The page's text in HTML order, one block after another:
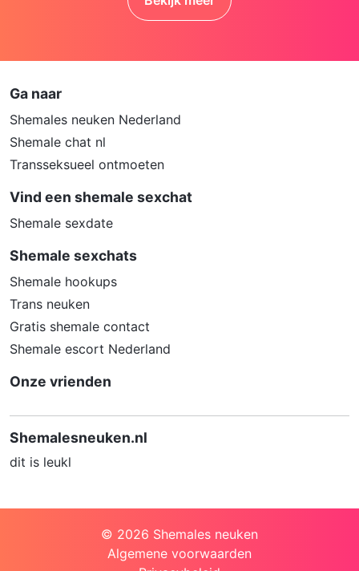
Installeer programma’s voor ouderlijk
zodanig dat toegang tot specifieke
geblokkeerd. Vaak blokkeren deze
programma’s standaard al een groot
aantal websites waarvan algemeen
verondersteld wordt dat deze ongeschikt
zijn voor minderjarigen. Door middel van
updates kunnen daar steeds nieuwe
websites aan worden toegevoegd.
Neem contact op met jouw
die het mogelijk maken dat bepaalde
informatie van internet wordt gefilterd.
Je kunt jouw internetprovider raadplegen
voor jou mogelijk is.
Controleer jouw webbrowser. Informeer
sitebezoeken jouw minderjarige kinderen
daarop aan te spreken, kun je jouw
Ga naar
Shemales neuken Nederland
Shemale chat nl
Transseksueel ontmoeten
Vind een shemale sexchat
Shemale sexdate
Shemale sexchats
Shemale hookups
Trans neuken
Gratis shemale contact
Shemale escort Nederland
Onze vrienden
Shemalesneuken.nl
dit is leukl
© 2026 Shemales neuken
Algemene voorwaarden